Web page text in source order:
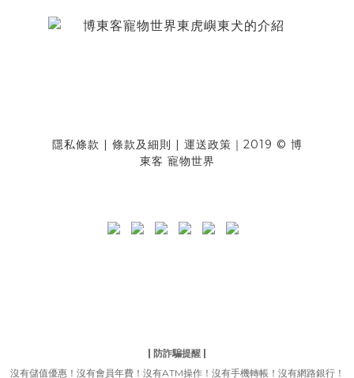
隱私條款 | 條款及細則 | 運送政策 ｜2019 © 博
東客 寵物世界
| 防詐騙提醒 |
沒有儲值優惠！沒有會員年費！沒有ATM操作！沒有手機轉帳！沒有網路銀行！